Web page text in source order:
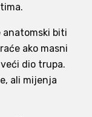
anatomski biti
ako masni
dio trupa.
ali mijenja